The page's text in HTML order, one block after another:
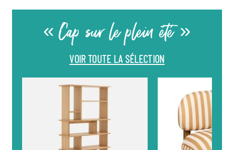
« Cap sur le plein été »
VOIR TOUTE LA SÉLECTION